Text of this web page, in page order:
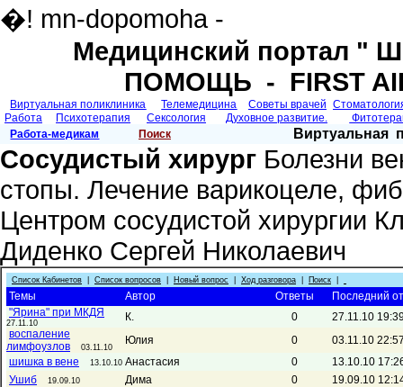
�! mn-dopomoha -
Медицинский портал
ПОМОЩЬ - FIRST
Виртуальная поликлиника Телемедицина Советы врачей
Работа
Психотерапия Сексология Духовное развитие.
Работа-медикам
Поиск Виртуальная
Сосудистый хирург Болезни
стопы. Лечение варикоцеле,
Центром сосудистой хирургии
Диденко Сергей Николаевич
Список Кабинетов Список вопросов Новый вопрос Ход разговора Поиск
Темы Автор Ответы
Последний
"Ярина" при МКДЯ
27.11.10 К. 0
27.11.10
воспаление
лимфоузлов
03.11.10
Юлия 0
03.11.10
шишка в вене
13.10.10 Анастасия 0
13.10.10
Ушиб
19.09.10 Дима 0
19.09.10